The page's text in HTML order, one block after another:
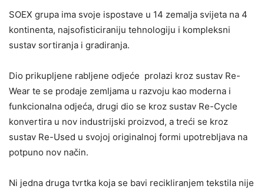
SOEX grupa ima svoje ispostave u 14 zemalja svijeta na 4
kontinenta, najsofisticiraniju tehnologiju i kompleksni
sustav sortiranja i gradiranja.
Dio prikupljene rabljene odjeće prolazi kroz sustav Re-
Wear te se prodaje zemljama u razvoju kao moderna i
funkcionalna odjeća, drugi dio se kroz sustav Re-Cycle
konvertira u nov industrijski proizvod, a treći se kroz
sustav Re-Used u svojoj originalnoj formi upotrebljava na
potpuno nov način.
Ni jedna druga tvrtka koja se bavi recikliranjem tekstila nije